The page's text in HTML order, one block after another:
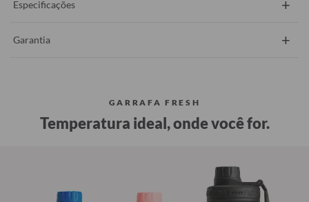
Especificações +
Garantia +
GARRAFA FRESH
Temperatura ideal, onde você for.